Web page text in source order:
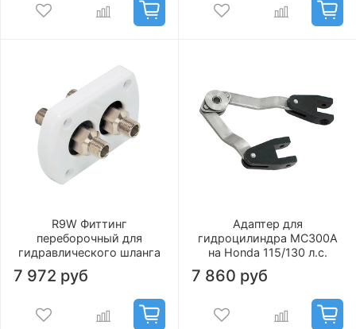
R9W Фиттинг
переборочный для
гидравлического шланга
7 972 руб
Адаптер для
гидроцилиндра MC300A
на Honda 115/130 л.с.
7 860 руб